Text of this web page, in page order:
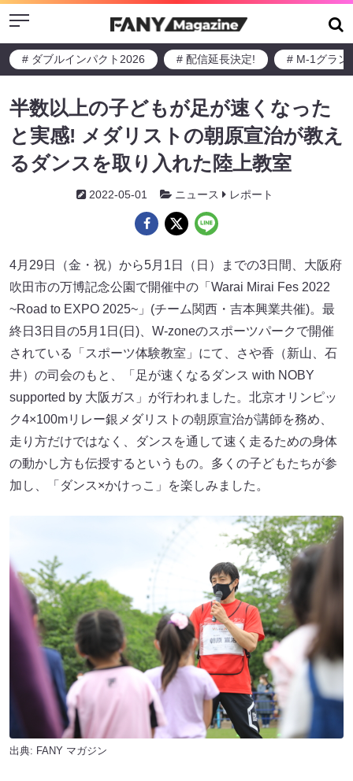
Menu
# ダブルインパクト2026 # 配信延長決定! # M-1グラン
半数以上の子どもが足が速くなった
と実感! メダリストの朝原宣治が教え
るダンスを取り入れた陸上教室
2022-05-01 ニュース レポート
4月29日（金・祝）から5月1日（日）までの3日間、大阪府
吹田市の万博記念公園で開催中の「Warai Mirai Fes 2022
~Road to EXPO 2025~」(チーム関西・吉本興業共催)。最
終日3日目の5月1日(日)、W-zoneのスポーツパークで開催
されている「スポーツ体験教室」にて、さや香（新山、石
井）の司会のもと、「足が速くなるダンス with NOBY
supported by 大阪ガス」が行われました。北京オリンピッ
ク4×100mリレー銀メダリストの朝原宣治が講師を務め、
走り方だけではなく、ダンスを通して速く走るための身体
の動かし方も伝授するというもの。多くの子どもたちが参
加し、「ダンス×かけっこ」を楽しみました。
出典: FANY マガジン